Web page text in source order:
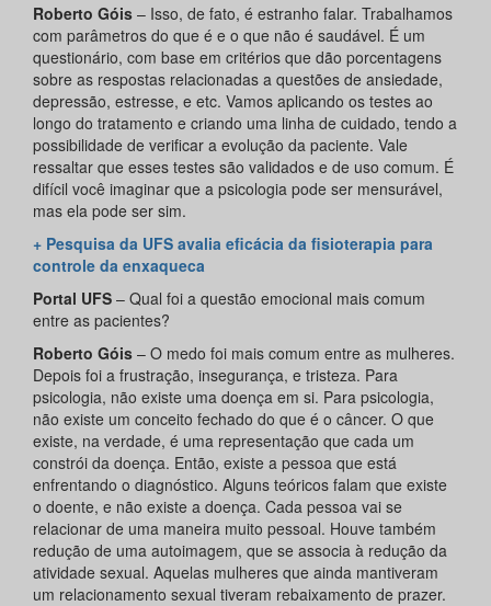
Roberto Góis – Isso, de fato, é estranho falar. Trabalhamos
com parâmetros do que é e o que não é saudável. É um
questionário, com base em critérios que dão porcentagens
sobre as respostas relacionadas a questões de ansiedade,
depressão, estresse, e etc. Vamos aplicando os testes ao
longo do tratamento e criando uma linha de cuidado, tendo a
possibilidade de verificar a evolução da paciente. Vale
ressaltar que esses testes são validados e de uso comum. É
difícil você imaginar que a psicologia pode ser mensurável,
mas ela pode ser sim.
+ Pesquisa da UFS avalia eficácia da fisioterapia para
controle da enxaqueca
Portal UFS – Qual foi a questão emocional mais comum
entre as pacientes?
Roberto Góis – O medo foi mais comum entre as mulheres.
Depois foi a frustração, insegurança, e tristeza. Para
psicologia, não existe uma doença em si. Para psicologia,
não existe um conceito fechado do que é o câncer. O que
existe, na verdade, é uma representação que cada um
constrói da doença. Então, existe a pessoa que está
enfrentando o diagnóstico. Alguns teóricos falam que existe
o doente, e não existe a doença. Cada pessoa vai se
relacionar de uma maneira muito pessoal. Houve também
redução de uma autoimagem, que se associa à redução da
atividade sexual. Aquelas mulheres que ainda mantiveram
um relacionamento sexual tiveram rebaixamento de prazer.